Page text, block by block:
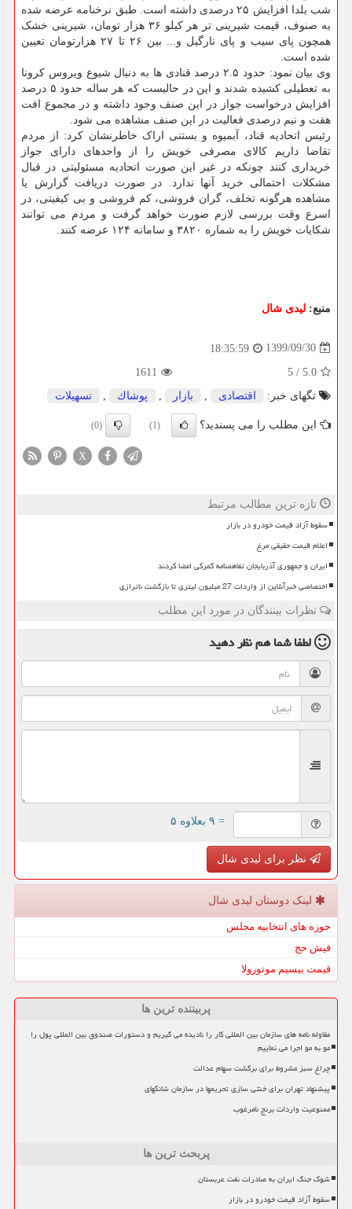
شب یلدا افزایش ۲۵ درصدی داشته است. طبق نرخنامه عرضه شده
به صنوف، قیمت شیرینی تر هر کیلو ۳۶ هزار تومان، شیرینی خشک
همچون پای سیب و پای نارگیل و... بین ۲۶ تا ۲۷ هزارتومان تعیین
شده است.
وی بیان نمود: حدود ۲.۵ درصد قنادی ها به دنبال شیوع ویروس کرونا
به تعطیلی کشیده شدند و این در حالیست که هر ساله حدود ۵ درصد
افزایش درخواست جواز در این صنف وجود داشته و در مجموع افت
هفت و نیم درصدی فعالیت در این صنف مشاهده می شود.
رئیس اتحادیه قناد، آبمیوه و بستنی اراک خاطرنشان کرد: از مردم
تقاضا داریم کالای مصرفی خویش را از واحدهای دارای جواز
خریداری کنند چونکه در غیر این صورت اتحادیه مسئولیتی در قبال
مشکلات احتمالی خرید آنها ندارد. در صورت دریافت گزارش یا
مشاهده هرگونه تخلف، گران فروشی، کم فروشی و بی کیفیتی، در
اسرع وقت بررسی لازم صورت خواهد گرفت و مردم می توانند
شکایات خویش را به شماره ۳۸۲۰ و سامانه ۱۲۴ عرضه کنند.
منبع: لیدی شال
1399/09/30
18:35:59
5.0
/
5
1611
تگهای خبر:
اقتصادی , بازار , پوشاك , تسهیلات
این مطلب را می پسندید؟ (1)
(0)
X
تازه ترین مطالب مرتبط
سقوط آزاد قیمت خودرو در بازار
اعلام قیمت حقیقی مرغ
ایران و جمهوری آذربایجان تفاهمنامه گمرکی امضا کردند
اختصاصی خبرآنلاین از واردات 27 میلیون لیتری تا بازگشت ناترازی
نظرات بینندگان در مورد این مطلب
لطفا شما همنظر دهید
= ۹ بعلاوه ۵
نظر برای لیدی شال
لینک دوستان لیدی شال
حوزه های انتخابیه مجلس
فیش حج
قیمت بیسیم موتورولا
پربیننده ترین ها
مقاوله نامه های سازمان بین المللی کار را نادیده می گیریم و دستورات صندوق بین المللی پول را
مو به مو اجرا می نماییم
چراغ سبز مشروط برای برگشت سهام عدالت
پیشنهاد تهران برای خنثی سازی تحریمها در سازمان شانگهای
ممنوعیت واردات برنج نامرغوب
پربحث ترین ها
شوک جنگ ایران به صادرات نفت عربستان
سقوط آزاد قیمت خودرو در بازار